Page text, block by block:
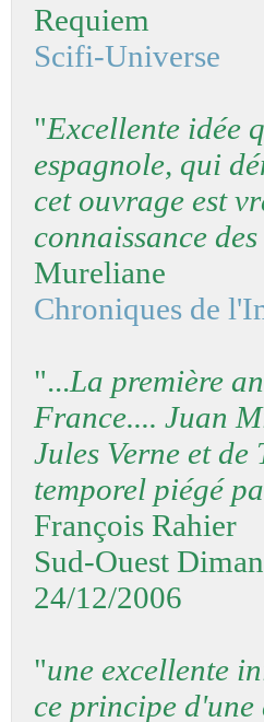
Requiem
Scifi-Universe
"Excellente idée
espagnole, qui
cet ouvrage est
connaissance
Mureliane
Chroniques de
"...La première
France.... Juan
Jules Verne et
temporel piégé
François Rahier
Sud-Ouest
24/12/2006
"une excellente
ce principe d'une